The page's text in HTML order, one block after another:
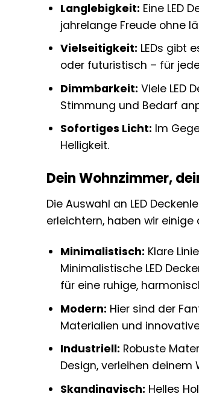
Langlebigkeit: Eine LED
jahrelange Freude ohne
Vielseitigkeit: LEDs gibt
oder futuristisch – für
Dimmbarkeit: Viele LED
Stimmung und Bedarf
Sofortiges Licht: Im
Helligkeit.
Dein Wohnzimmer,
Die Auswahl an LED
erleichtern, haben wir
Minimalistisch: Klare
Minimalistische LED
für eine ruhige,
Modern: Hier sind der
Materialien und
Industriell: Robuste
Design, verleihen deinem
Skandinavisch: Helles